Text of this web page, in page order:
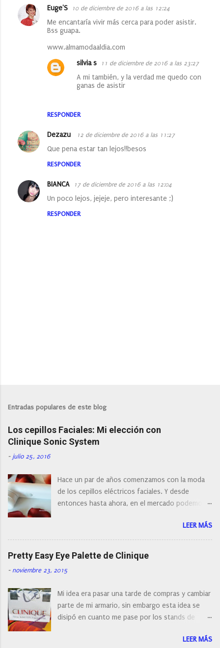
Euge'S 10 de diciembre de 2016 a las 12:24
Me encantaría vivir más cerca para poder asistir.
Bss guapa.
www.almamodaaldia.com
RESPONDER
silvia s 11 de diciembre de 2016 a las 23:27
A mi también, y la verdad me quedo con
ganas de asistir
Dezazu 12 de diciembre de 2016 a las 11:27
Que pena estar tan lejos!!besos
RESPONDER
BIANCA 17 de diciembre de 2016 a las 12:04
Un poco lejos, jejeje, pero interesante ;)
RESPONDER
l
a
r
n
o
m
e
n
t
a
o
Entradas populares de este blog
Los cepillos Faciales: Mi elección con
Clinique Sonic System
- julio 25, 2016
Hace un par de años comenzamos con la moda
de los cepillos eléctricos faciales. Y desde
entonces hasta ahora, en el mercado podemos
con diferentes características, a pilas, a batería,
cepillos de rotación o de oscilación... y
naturalmente de todos los precios. Existe en la
actualidad tal variedad, que antes de hacer la
compra debemos de hacernos unas preguntas:
post os voy a dar mi opinión de porque elegí mi
cepillo facial de Clinique
LEER MÁS
Pretty Easy Eye Palette de Clinique
- noviembre 23, 2015
Mi idea era pasar una tarde de compras y cambiar
parte de mi armario, sin embargo esta idea se
disipó en cuanto me pase por los stands de
resistirse a esta paleta de colores de Clinique.
LEER MÁS